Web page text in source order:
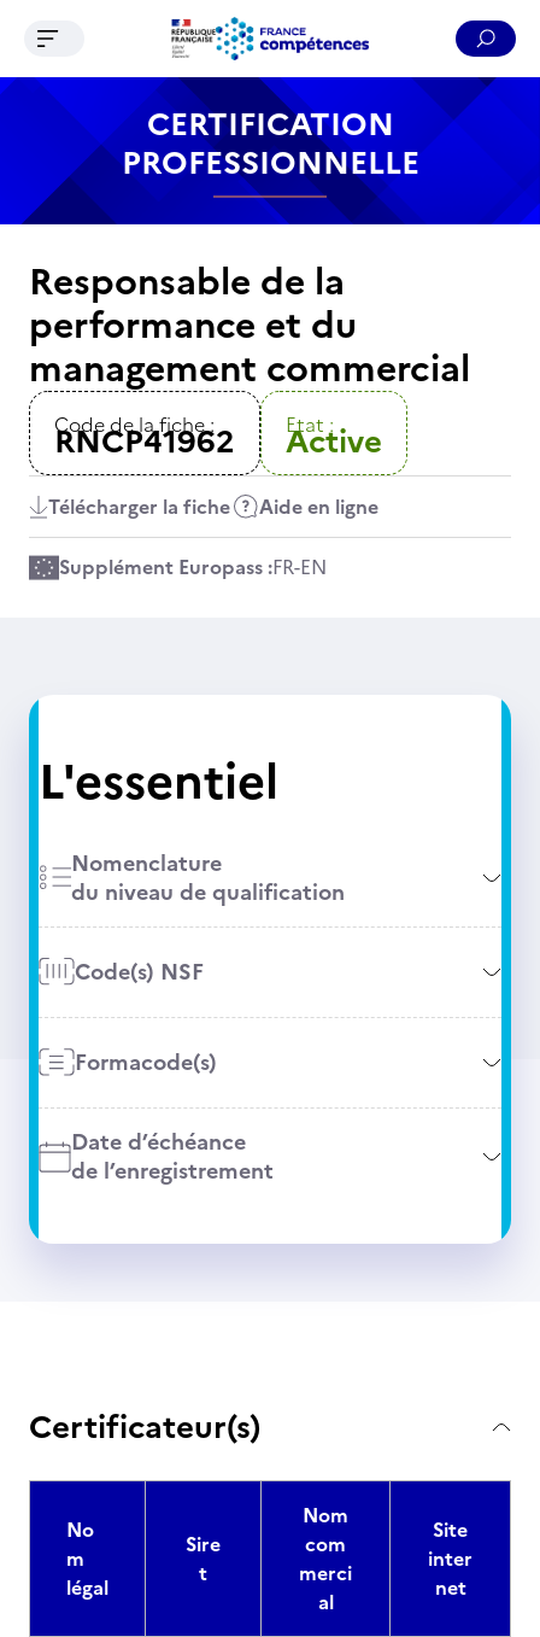
Contenu Recherche Menu Pied de page
Ouvrir le menu de navigation
CERTIFICATION
PROFESSIONNELLE
Responsable de la
performance et du
management commercial
Code de la fiche :
RNCP41962 Etat :
Active
Télécharger la fiche Aide en ligne
Supplément Europass :FR-EN
L'essentiel
Nomenclature
du niveau de qualification
Code(s) NSF
Formacode(s)
Date d’échéance
de l’enregistrement
Certificateur(s)
No
m
légal
Sire
t
Nom
com
merci
al
Site
inter
net